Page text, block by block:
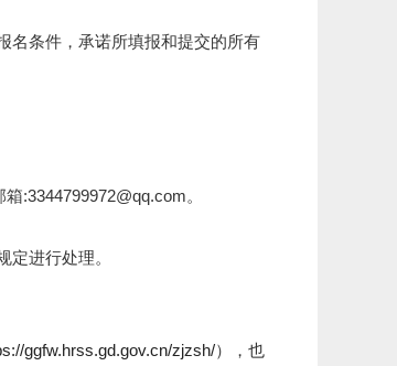
条件，承诺所填报和提交的所有
:3344799972@qq.com。
进行处理。
ggfw.hrss.gd.gov.cn/zjzsh/），也